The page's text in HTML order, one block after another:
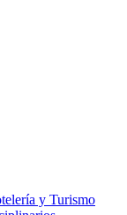
y Turismo